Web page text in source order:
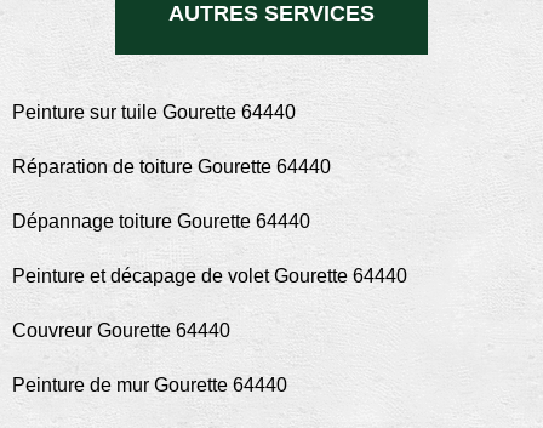
AUTRES SERVICES
Peinture sur tuile Gourette 64440
Réparation de toiture Gourette 64440
Dépannage toiture Gourette 64440
Peinture et décapage de volet Gourette 64440
Couvreur Gourette 64440
Peinture de mur Gourette 64440